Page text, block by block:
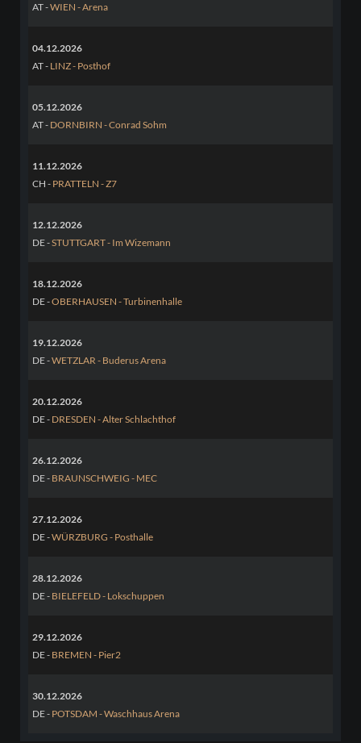
AT -WIEN - Arena
04.12.2026
AT - LINZ - Posthof
05.12.2026
AT - DORNBIRN - Conrad Sohm
11.12.2026
CH - PRATTELN - Z7
12.12.2026
DE -STUTTGART - Im Wizemann
18.12.2026
DE -OBERHAUSEN - Turbinenhalle
19.12.2026
DE -WETZLAR - Buderus Arena
20.12.2026
DE - DRESDEN - Alter Schlachthof
26.12.2026
DE - BRAUNSCHWEIG - MEC
27.12.2026
DE -WÜRZBURG - Posthalle
28.12.2026
DE - BIELEFELD - Lokschuppen
29.12.2026
DE - BREMEN - Pier2
30.12.2026
DE - POTSDAM - Waschhaus Arena